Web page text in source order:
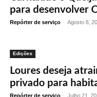
para desenvolver
Repórter de serviço - Agosto 8,
Edições
Loures deseja
privado para
Repórter de serviço - Julho 21,